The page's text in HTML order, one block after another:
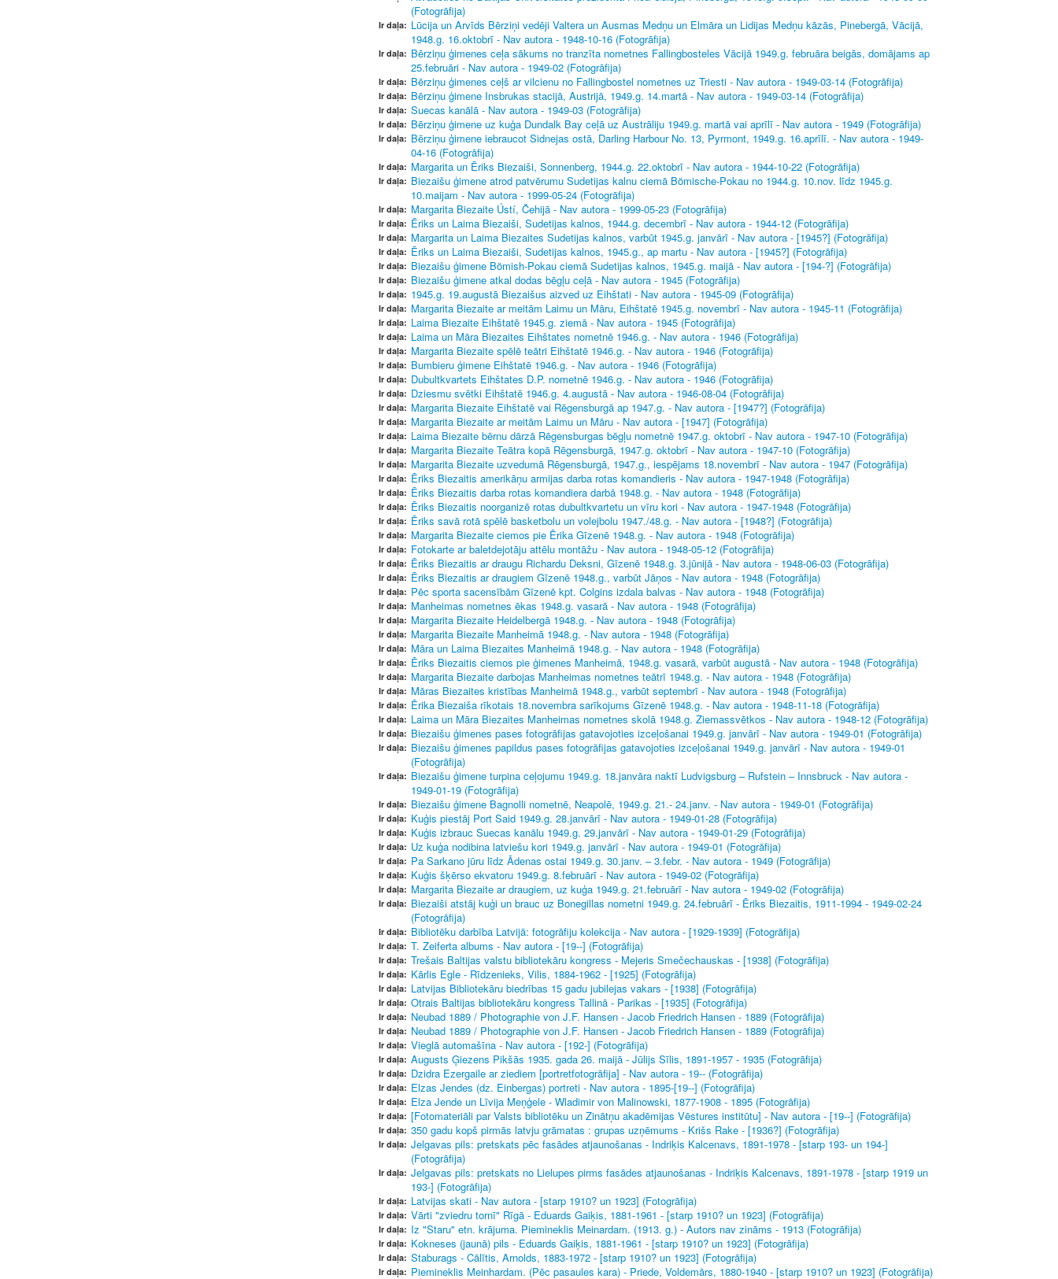
(Fotogrāfija)
Ir daļa: Lūcija un Arvīds Bērziņi vedēji Valtera un Ausmas Medņu un Elmāra un Lidijas Medņu kāzās, Pinebergā, Vācijā,
1948.g. 16.oktobrī - Nav autora - 1948-10-16 (Fotogrāfija)
Ir daļa: Bērziņu ģimenes ceļa sākums no tranzīta nometnes Fallingbosteles Vācijā 1949.g. februāra beigās, domājams ap
25.februāri - Nav autora - 1949-02 (Fotogrāfija)
Ir daļa: Bērziņu ģimenes ceļš ar vilcienu no Fallingbostel nometnes uz Triesti - Nav autora - 1949-03-14 (Fotogrāfija)
Ir daļa: Bērziņu ģimene Insbrukas stacijā, Austrijā, 1949.g. 14.martā - Nav autora - 1949-03-14 (Fotogrāfija)
Ir daļa: Suecas kanālā - Nav autora - 1949-03 (Fotogrāfija)
Ir daļa: Bērziņu ģimene uz kuģa Dundalk Bay ceļā uz Austrāliju 1949.g. martā vai aprīlī - Nav autora - 1949 (Fotogrāfija)
Ir daļa: Bērziņu ģimene iebraucot Sidnejas ostā, Darling Harbour No. 13, Pyrmont, 1949.g. 16.aprīlī. - Nav autora - 1949-
04-16 (Fotogrāfija)
Ir daļa: Margarita un Ēriks Biezaiši, Sonnenberg, 1944.g. 22.oktobrī - Nav autora - 1944-10-22 (Fotogrāfija)
Ir daļa: Biezaišu ģimene atrod patvērumu Sudetijas kalnu ciemā Bömische-Pokau no 1944.g. 10.nov. līdz 1945.g.
10.maijam - Nav autora - 1999-05-24 (Fotogrāfija)
Ir daļa: Margarita Biezaite Ústí, Čehijā - Nav autora - 1999-05-23 (Fotogrāfija)
Ir daļa: Ēriks un Laima Biezaiši, Sudetijas kalnos, 1944.g. decembrī - Nav autora - 1944-12 (Fotogrāfija)
Ir daļa: Margarita un Laima Biezaites Sudetijas kalnos, varbūt 1945.g. janvārī - Nav autora - [1945?] (Fotogrāfija)
Ir daļa: Ēriks un Laima Biezaiši, Sudetijas kalnos, 1945.g., ap martu - Nav autora - [1945?] (Fotogrāfija)
Ir daļa: Biezaišu ģimene Bömish-Pokau ciemā Sudetijas kalnos, 1945.g. maijā - Nav autora - [194-?] (Fotogrāfija)
Ir daļa: Biezaišu ģimene atkal dodas bēgļu ceļā - Nav autora - 1945 (Fotogrāfija)
Ir daļa: 1945.g. 19.augustā Biezaišus aizved uz Eihštati - Nav autora - 1945-09 (Fotogrāfija)
Ir daļa: Margarita Biezaite ar meitām Laimu un Māru, Eihštatē 1945.g. novembrī - Nav autora - 1945-11 (Fotogrāfija)
Ir daļa: Laima Biezaite Eihštatē 1945.g. ziemā - Nav autora - 1945 (Fotogrāfija)
Ir daļa: Laima un Māra Biezaites Eihštates nometnē 1946.g. - Nav autora - 1946 (Fotogrāfija)
Ir daļa: Margarita Biezaite spēlē teātri Eihštatē 1946.g. - Nav autora - 1946 (Fotogrāfija)
Ir daļa: Bumbieru ģimene Eihštatē 1946.g. - Nav autora - 1946 (Fotogrāfija)
Ir daļa: Dubultkvartets Eihštates D.P. nometnē 1946.g. - Nav autora - 1946 (Fotogrāfija)
Ir daļa: Dziesmu svētki Eihštatē 1946.g. 4.augustā - Nav autora - 1946-08-04 (Fotogrāfija)
Ir daļa: Margarita Biezaite Eihštatē vai Rēgensburgā ap 1947.g. - Nav autora - [1947?] (Fotogrāfija)
Ir daļa: Margarita Biezaite ar meitām Laimu un Māru - Nav autora - [1947] (Fotogrāfija)
Ir daļa: Laima Biezaite bērnu dārzā Rēgensburgas bēgļu nometnē 1947.g. oktobrī - Nav autora - 1947-10 (Fotogrāfija)
Ir daļa: Margarita Biezaite Teātra kopā Rēgensburgā, 1947.g. oktobrī - Nav autora - 1947-10 (Fotogrāfija)
Ir daļa: Margarita Biezaite uzvedumā Rēgensburgā, 1947.g., iespējams 18.novembrī - Nav autora - 1947 (Fotogrāfija)
Ir daļa: Ēriks Biezaitis amerikāņu armijas darba rotas komandieris - Nav autora - 1947-1948 (Fotogrāfija)
Ir daļa: Ēriks Biezaitis darba rotas komandiera darbā 1948.g. - Nav autora - 1948 (Fotogrāfija)
Ir daļa: Ēriks Biezaitis noorganizē rotas dubultkvartetu un vīru kori - Nav autora - 1947-1948 (Fotogrāfija)
Ir daļa: Ēriks savā rotā spēlē basketbolu un volejbolu 1947./48.g. - Nav autora - [1948?] (Fotogrāfija)
Ir daļa: Margarita Biezaite ciemos pie Ērika Gīzenē 1948.g. - Nav autora - 1948 (Fotogrāfija)
Ir daļa: Fotokarte ar baletdejotāju attēlu montāžu - Nav autora - 1948-05-12 (Fotogrāfija)
Ir daļa: Ēriks Biezaitis ar draugu Richardu Deksni, Gīzenē 1948.g. 3.jūnijā - Nav autora - 1948-06-03 (Fotogrāfija)
Ir daļa: Ēriks Biezaitis ar draugiem Gīzenē 1948.g., varbūt Jāņos - Nav autora - 1948 (Fotogrāfija)
Ir daļa: Pēc sporta sacensībām Gīzenē kpt. Colgins izdala balvas - Nav autora - 1948 (Fotogrāfija)
Ir daļa: Manheimas nometnes ēkas 1948.g. vasarā - Nav autora - 1948 (Fotogrāfija)
Ir daļa: Margarita Biezaite Heidelbergā 1948.g. - Nav autora - 1948 (Fotogrāfija)
Ir daļa: Margarita Biezaite Manheimā 1948.g. - Nav autora - 1948 (Fotogrāfija)
Ir daļa: Māra un Laima Biezaites Manheimā 1948.g. - Nav autora - 1948 (Fotogrāfija)
Ir daļa: Ēriks Biezaitis ciemos pie ģimenes Manheimā, 1948.g. vasarā, varbūt augustā - Nav autora - 1948 (Fotogrāfija)
Ir daļa: Margarita Biezaite darbojas Manheimas nometnes teātrī 1948.g. - Nav autora - 1948 (Fotogrāfija)
Ir daļa: Māras Biezaites kristības Manheimā 1948.g., varbūt septembrī - Nav autora - 1948 (Fotogrāfija)
Ir daļa: Ērika Biezaiša rīkotais 18.novembra sarīkojums Gīzenē 1948.g. - Nav autora - 1948-11-18 (Fotogrāfija)
Ir daļa: Laima un Māra Biezaites Manheimas nometnes skolā 1948.g. Ziemassvētkos - Nav autora - 1948-12 (Fotogrāfija)
Ir daļa: Biezaišu ģimenes pases fotogrāfijas gatavojoties izceļošanai 1949.g. janvārī - Nav autora - 1949-01 (Fotogrāfija)
Ir daļa: Biezaišu ģimenes papildus pases fotogrāfijas gatavojoties izceļošanai 1949.g. janvārī - Nav autora - 1949-01
(Fotogrāfija)
Ir daļa: Biezaišu ģimene turpina ceļojumu 1949.g. 18.janvāra naktī Ludvigsburg – Rufstein – Innsbruck - Nav autora -
1949-01-19 (Fotogrāfija)
Ir daļa: Biezaišu ģimene Bagnolli nometnē, Neapolē, 1949.g. 21.- 24.janv. - Nav autora - 1949-01 (Fotogrāfija)
Ir daļa: Kuģis piestāj Port Said 1949.g. 28.janvārī - Nav autora - 1949-01-28 (Fotogrāfija)
Ir daļa: Kuģis izbrauc Suecas kanālu 1949.g. 29.janvārī - Nav autora - 1949-01-29 (Fotogrāfija)
Ir daļa: Uz kuģa nodibina latviešu kori 1949.g. janvārī - Nav autora - 1949-01 (Fotogrāfija)
Ir daļa: Pa Sarkano jūru līdz Ādenas ostai 1949.g. 30.janv. – 3.febr. - Nav autora - 1949 (Fotogrāfija)
Ir daļa: Kuģis šķērso ekvatoru 1949.g. 8.februārī - Nav autora - 1949-02 (Fotogrāfija)
Ir daļa: Margarita Biezaite ar draugiem, uz kuģa 1949.g. 21.februārī - Nav autora - 1949-02 (Fotogrāfija)
Ir daļa: Biezaiši atstāj kuģi un brauc uz Bonegillas nometni 1949.g. 24.februārī - Ēriks Biezaitis, 1911-1994 - 1949-02-24
(Fotogrāfija)
Ir daļa: Bibliotēku darbība Latvijā: fotogrāfiju kolekcija - Nav autora - [1929-1939] (Fotogrāfija)
Ir daļa: T. Zeiferta albums - Nav autora - [19--] (Fotogrāfija)
Ir daļa: Trešais Baltijas valstu bibliotekāru kongress - Mejeris Smečechauskas - [1938] (Fotogrāfija)
Ir daļa: Kārlis Egle - Rīdzenieks, Vilis, 1884-1962 - [1925] (Fotogrāfija)
Ir daļa: Latvijas Bibliotekāru biedrības 15 gadu jubilejas vakars - [1938] (Fotogrāfija)
Ir daļa: Otrais Baltijas bibliotekāru kongress Tallinā - Parikas - [1935] (Fotogrāfija)
Ir daļa: Neubad 1889 / Photographie von J.F. Hansen - Jacob Friedrich Hansen - 1889 (Fotogrāfija)
Ir daļa: Neubad 1889 / Photographie von J.F. Hansen - Jacob Friedrich Hansen - 1889 (Fotogrāfija)
Ir daļa: Vieglā automašīna - Nav autora - [192-] (Fotogrāfija)
Ir daļa: Augusts Ģiezens Pikšās 1935. gada 26. maijā - Jūlijs Sīlis, 1891-1957 - 1935 (Fotogrāfija)
Ir daļa: Dzidra Ezergaile ar ziediem [portretfotogrāfija] - Nav autora - 19-- (Fotogrāfija)
Ir daļa: Elzas Jendes (dz. Einbergas) portreti - Nav autora - 1895-[19--] (Fotogrāfija)
Ir daļa: Elza Jende un Līvija Meņģele - Wladimir von Malinowski, 1877-1908 - 1895 (Fotogrāfija)
Ir daļa: [Fotomateriāli par Valsts bibliotēku un Zinātņu akadēmijas Vēstures institūtu] - Nav autora - [19--] (Fotogrāfija)
Ir daļa: 350 gadu kopš pirmās latvju grāmatas : grupas uzņēmums - Krišs Rake - [1936?] (Fotogrāfija)
Ir daļa: Jelgavas pils: pretskats pēc fasādes atjaunošanas - Indriķis Kalcenavs, 1891-1978 - [starp 193- un 194-]
(Fotogrāfija)
Ir daļa: Jelgavas pils: pretskats no Lielupes pirms fasādes atjaunošanas - Indriķis Kalcenavs, 1891-1978 - [starp 1919 un
193-] (Fotogrāfija)
Ir daļa: Latvijas skati - Nav autora - [starp 1910? un 1923] (Fotogrāfija)
Ir daļa: Vārti "zviedru tornī" Rīgā - Eduards Gaiķis, 1881-1961 - [starp 1910? un 1923] (Fotogrāfija)
Ir daļa: Iz "Staru" etn. krājuma. Piemineklis Meinardam. (1913. g.) - Autors nav zināms - 1913 (Fotogrāfija)
Ir daļa: Kokneses (jaunā) pils - Eduards Gaiķis, 1881-1961 - [starp 1910? un 1923] (Fotogrāfija)
Ir daļa: Staburags - Cālītis, Arnolds, 1883-1972 - [starp 1910? un 1923] (Fotogrāfija)
Ir daļa: Piemineklis Meinhardam. (Pēc pasaules kara) - Priede, Voldemārs, 1880-1940 - [starp 1910? un 1923] (Fotogrāfija)